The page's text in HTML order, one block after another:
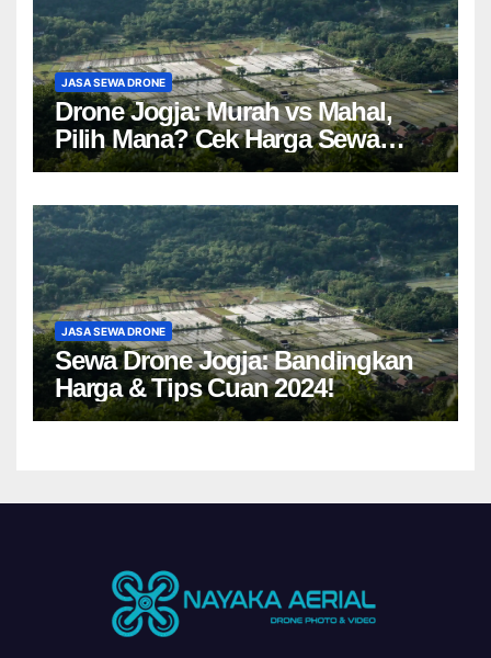
JASA SEWA DRONE
Drone Jogja: Murah vs Mahal,
Pilih Mana? Cek Harga Sewa
Drone Yogyakarta!
JASA SEWA DRONE
Sewa Drone Jogja: Bandingkan
Harga & Tips Cuan 2024!